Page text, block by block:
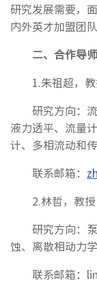
研究发展需要，
内外英才加盟团
二、合作导师
1.朱祖超，
研究方向：
液力透平、流量
计、多相流动和传
联系邮箱：
2.林哲，教
研究方向：
蚀、离散相动力
联系邮箱：